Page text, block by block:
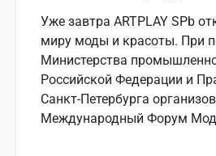
Уже завтра ARTPLAY SPb
миру моды и красоты. При
Министерства
Российской Федерации и
Санкт-Петербурга
Международный Форум